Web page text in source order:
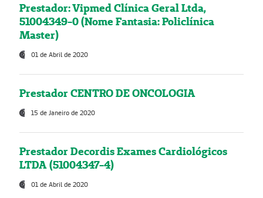
Prestador: Vipmed Clínica Geral Ltda,
51004349-0 (Nome Fantasia: Policlínica
Master)
01 de Abril de 2020
Prestador CENTRO DE ONCOLOGIA
15 de Janeiro de 2020
Prestador Decordis Exames Cardiológicos
LTDA (51004347-4)
01 de Abril de 2020